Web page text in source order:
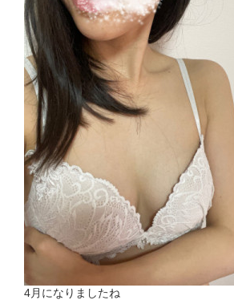
4月になりましたね